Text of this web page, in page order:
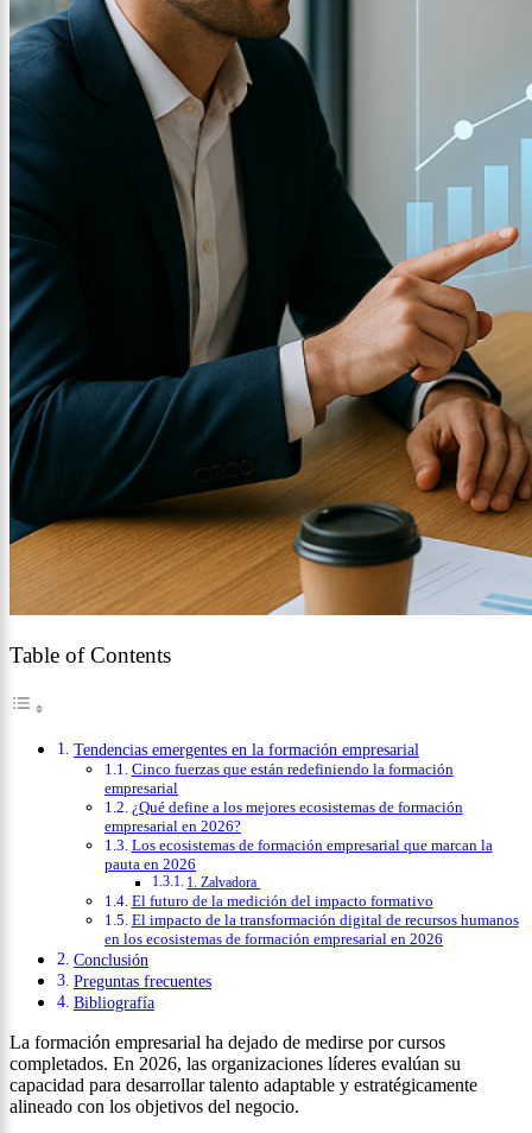
Table of Contents
Tendencias emergentes en la formación empresarial
Cinco fuerzas que están redefiniendo la formación
empresarial
¿Qué define a los mejores ecosistemas de formación
empresarial en 2026?
Los ecosistemas de formación empresarial que marcan la
pauta en 2026
1. Zalvadora
El futuro de la medición del impacto formativo
El impacto de la transformación digital de recursos humanos
en los ecosistemas de formación empresarial en 2026
Conclusión
Preguntas frecuentes
Bibliografía
La formación empresarial ha dejado de medirse por cursos
completados. En 2026, las organizaciones líderes evalúan su
capacidad para desarrollar talento adaptable y estratégicamente
alineado con los objetivos del negocio.